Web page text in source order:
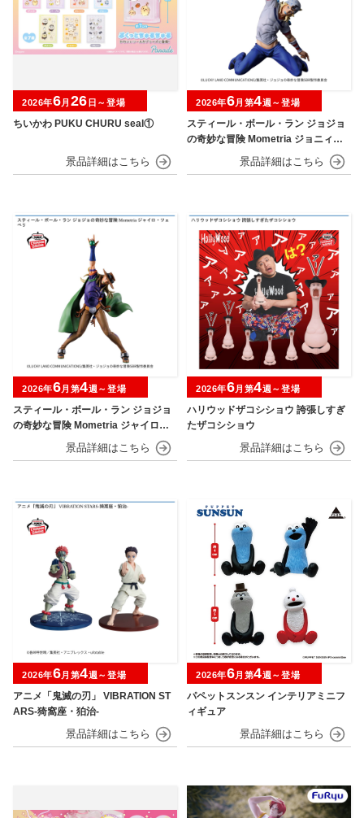
ちいかわ PUKU CHURU seal①
2026年6月 26 日～登場
スティール・ボール・ラン ジョジョ
の奇妙な冒険 Mometria ジョニィ・
ジョースター
2026年6月第4週～登場
スティール・ボール・ラン ジョジョ
の奇妙な冒険 Mometria ジャイロ・
2026年6月第4週～登場
ハリウッドザコシショウ 誇張しすぎ
たザコシショウ
2026年6月第4週～登場
アニメ「鬼滅の刃」 VIBRATION ST
ARS-猗窩座・狛治-
2026年6月第4週～登場
パペットスンスン インテリアミニフ
ィギュア
2026年6月第4週～登場